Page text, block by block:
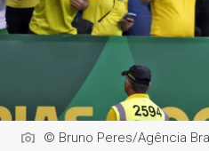
© Bruno Peres/Agência